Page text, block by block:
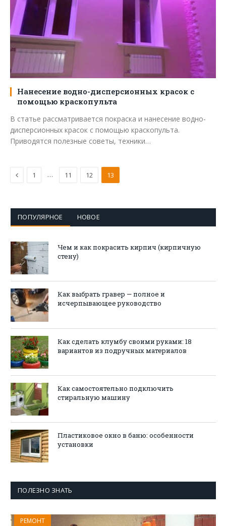
Нанесение водно-дисперсионных красок с
помощью краскопульта
В статье рассматривается покраска и нанесение водно-
дисперсионных красок с помощью краскопульта.
Приводятся полезные советы, техники…
Предыдущая
1 … 11 12 13
ПОПУЛЯРНОЕ НОВОЕ
Чем и как покрасить кирпич (кирпичную
стену)
Как выбрать гравер — полное и
исчерпывающее руководство
Как сделать клумбу своими руками: 18
вариантов из подручных материалов
Как самостоятельно подключить
стиральную машину
Пластиковое окно в баню: особенности
установки
ПОЛЕЗНО ЗНАТЬ
РЕМОНТ